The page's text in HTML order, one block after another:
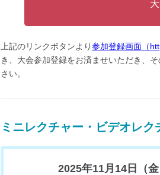
上記のリンクボタンより参加登録画面（
き、大会参加登録をお済ませいただき、
さい。
ミニレクチャー・ビデオレク
2025年11月14日（